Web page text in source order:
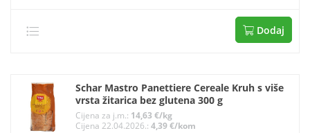
Dodaj
Schar Mastro Panettiere Cereale Kruh s više
vrsta žitarica bez glutena 300 g
Cijena za j.m.: 14,63 €/kg
Cijena 22.04.2026.: 4,39 €/kom